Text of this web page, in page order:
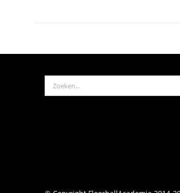
Zoeken
naar: